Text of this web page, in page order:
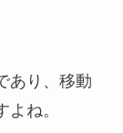
あり、移動
ね。